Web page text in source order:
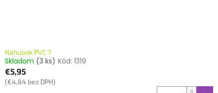
Náhubok PVC 7
Skladom (3 ks) Kód: 1319
€5,95
(€4,84 bez DPH)